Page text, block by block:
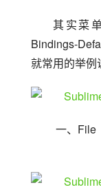
其实菜
Bindings-
就常用的举例
一、File